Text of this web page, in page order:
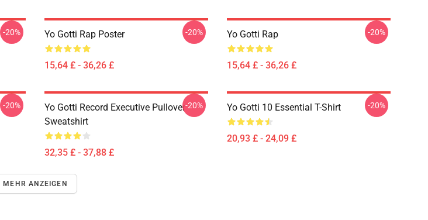
-20% Yo Gotti Rap Poster
15,64 £ - 36,26 £
-20% Yo Gotti Rap
15,64 £ - 36,26 £
-20%
-20%
Yo Gotti Record Executive Pullover
Sweatshirt
32,35 £ - 37,88 £
-20% Yo Gotti 10 Essential T-Shirt
20,93 £ - 24,09 £
-20%
MEHR ANZEIGEN